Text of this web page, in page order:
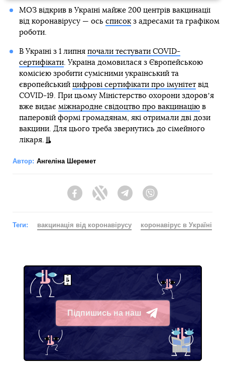
МОЗ відкрив в Україні майже 200 центрів вакцинації
від коронавірусу — ось списокз адресами та графіком
роботи.
В Україні з 1 липня почали тестувати COVID-
сертифікати. Україна домовилася з Європейською
комісією зробити сумісними український та
європейський цифрові сертифікати про імунітетвід
COVID-19. При цьому Міністерство охорони здоровʼя
вже видає міжнародне свідоцтво про вакцинаціюв
паперовій формі громадянам, які отримали дві дози
вакцини. Для цього треба звернутись до сімейного
лікаря.
Автор: Ангеліна Шеремет
FacebookTwitter Telegram
Теги: вакцинація від коронавірусу коронавірус в Україні
Підпишись на наш
Telegram